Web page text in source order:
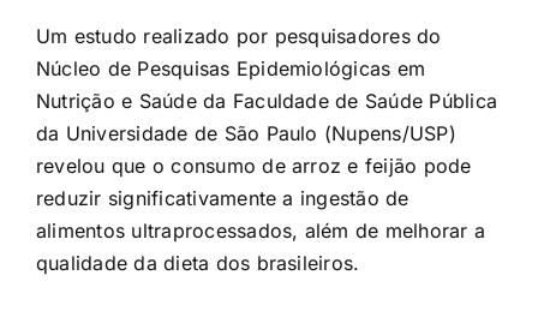
Um estudo realizado por pesquisadores do
Núcleo de Pesquisas Epidemiológicas em
Nutrição e Saúde da Faculdade de Saúde Pública
da Universidade de São Paulo (Nupens/USP)
revelou que o consumo de arroz e feijão pode
reduzir significativamente a ingestão de
alimentos ultraprocessados, além de melhorar a
qualidade da dieta dos brasileiros.